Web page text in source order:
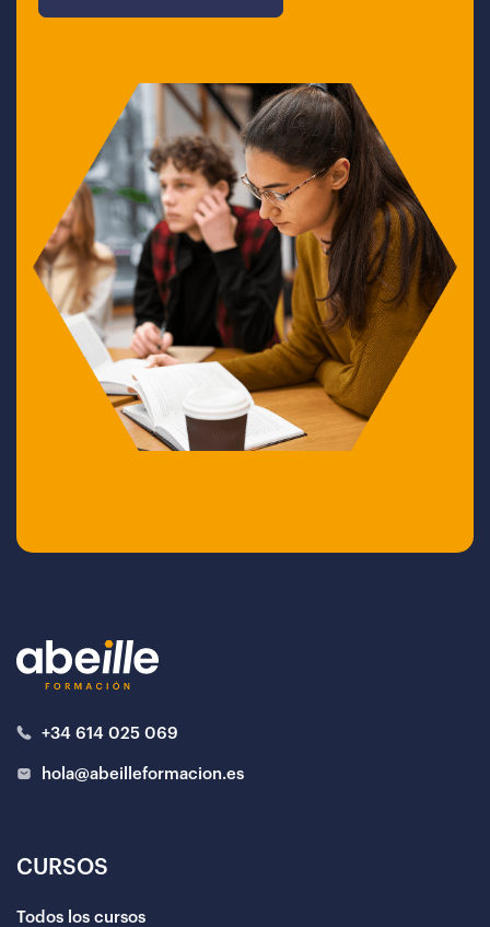
+34 614 025 069
hola@abeilleformacion.es
CURSOS
Todos los cursos